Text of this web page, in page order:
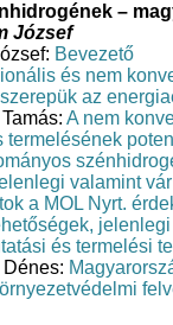
–
József
Bevezető
és nem
az
A nem
termelésének
valamint
a MOL Nyrt.
és termelési